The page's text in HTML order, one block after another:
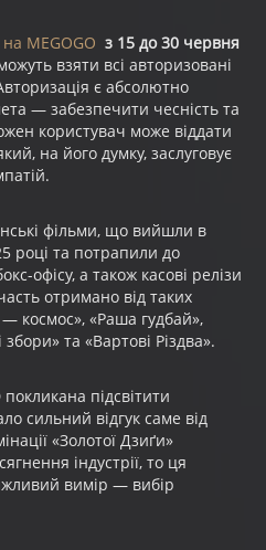
на MEGOGO з 15 до 30 червня
взяти всі авторизовані
є абсолютно
— забезпечити чесність та
користувач може віддати
на його думку, заслуговує
фільми, що вийшли в
році та потрапили до
офісу, а також касові релізи
отримано від таких
космос», «Раша гудбай»,
та «Вартові Різдва».
покликана підсвітити
сильний відгук саме від
«Золотої Дзиґи»
індустрії, то ця
вимір — вибір